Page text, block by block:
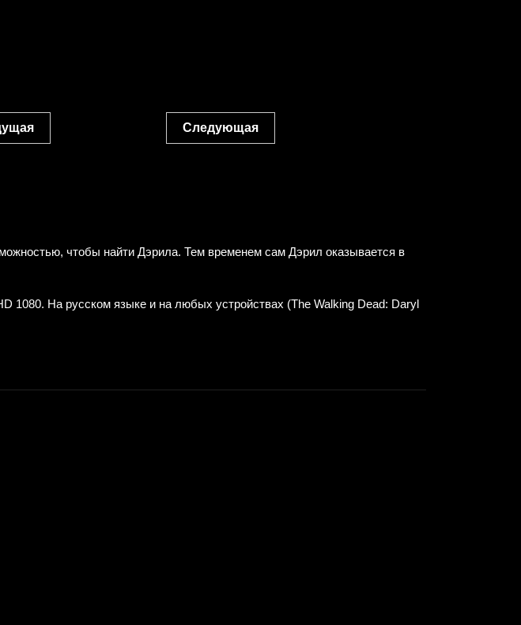
Следующая
чтобы найти Дэрила. Тем временем сам Дэрил оказывается в
1080. На русском языке и на любых устройствах (The Walking Dead: Daryl